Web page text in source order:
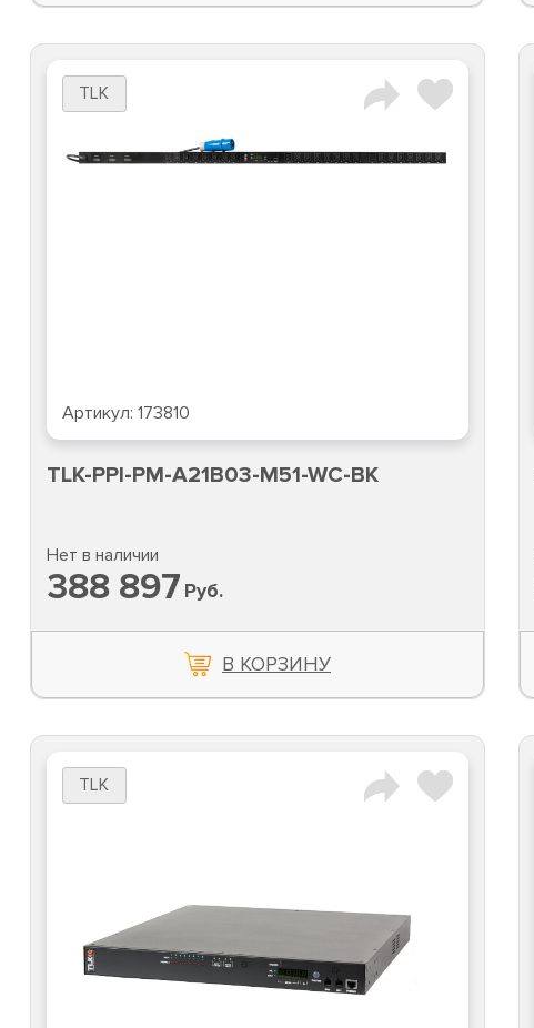
TLK
Артикул: 173810
TLK-PPI-PM-A21B03-M51-WC-BK
Нет в наличии
388 897 Руб.
В КОРЗИНУ
TLK